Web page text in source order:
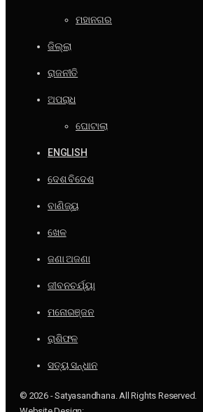
ମହାନଗର
ଜିଲ୍ଲା
ରାଜନୀତି
ଅପରାଧ
ଘୋଟାଲା
ENGLISH
ଦେଶ ବିଦେଶ
ବାଣିଜ୍ୟ
ଖେଳ
ଜଣା ଅଜଣା
ଜୀବନଚର୍ଯ୍ୟା
ମନୋରଞ୍ଜନ
ରାଶିଫଳ
ସତ୍ୟ ସନ୍ଧାନ
© 2026 - Satyasandhana. All Rights Reserved.